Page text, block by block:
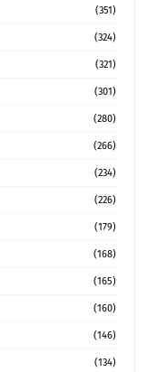
(351)
(324)
(321)
(301)
(280)
(266)
(234)
(226)
(179)
(168)
(165)
(160)
(146)
(134)